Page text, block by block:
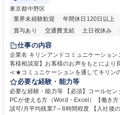
東京都中野区
業界未経験歓迎
年間休日120日以上
賞与あり
交通費支給 土日祝休み
仕事の内容
企業名 キリンアンドコミュニケーションズ株式会社 求人
客様相談室】お客様のお声をもとにより良い商
≪★コミュニケーションを通してキリン
お客様のお声をより良い商品づくりに活
様相談室でのお仕事です。 日々お客様からいただくキリングループへのご
意見を、企業活動に活かしています。お
って対応、情報提供するとともにグルー
必要な経験・能力等
必要な経験・能力等 【必須】コールセン
PCが使える方（Word・Excel）【働き
談可/月平均残業7～8時間程度 【入社後の研修】着任から1か月は電話対応